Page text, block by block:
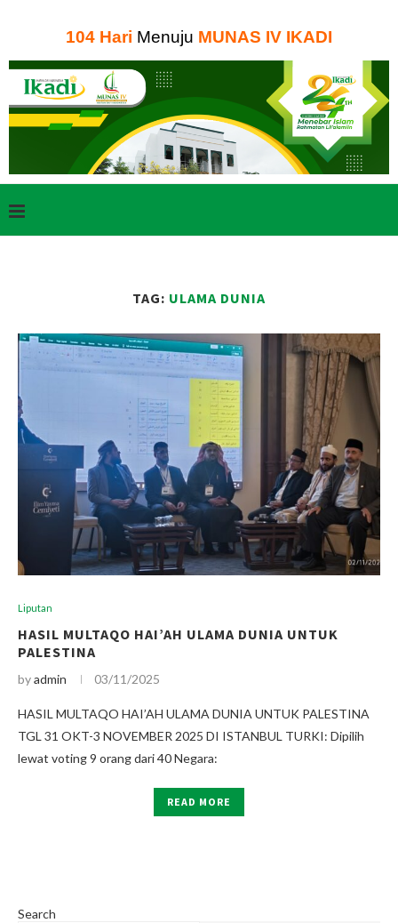
104 Hari Menuju MUNAS IV IKADI
TAG: ULAMA DUNIA
Liputan
HASIL MULTAQO HAI’AH ULAMA DUNIA UNTUK
PALESTINA
byadmin 03/11/2025
HASIL MULTAQO HAI’AH ULAMA DUNIA UNTUK PALESTINA
TGL 31 OKT-3 NOVEMBER 2025 DI ISTANBUL TURKI: Dipilih
lewat voting 9 orang dari 40 Negara:
READ MORE
Search